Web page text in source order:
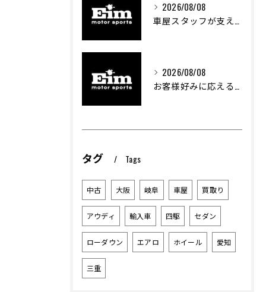
2026/08/08
車屋スタッフが支える車両カスタムの魅力と技術進化
2026/08/08
お客様好みに応える中古車選びのポイント
タグ Tags
中古 大阪 岐阜 車屋 買取り
アウディ 輸入車 四駆 セダン
ローダウン エアロ ホイール 愛知
三重